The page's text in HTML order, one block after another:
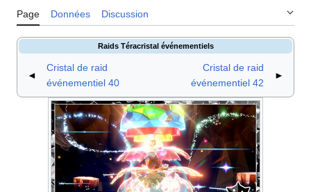
Page Données Discussion
Raids Téracristal événementiels
◄
Cristal de raid
événementiel 40
Cristal de raid
événementiel 42
►